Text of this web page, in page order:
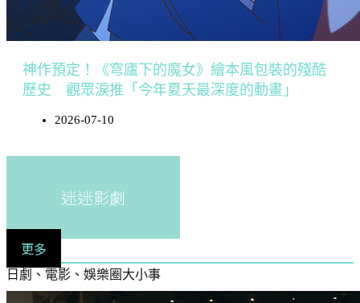
神作預定！《穹廬下的魔女》繪本風包裝的殘酷
歷史 觀眾淚推「今年夏天最深度的動畫」
2026-07-10
迷迷影劇
更多
日劇、電影、娛樂圈大小事